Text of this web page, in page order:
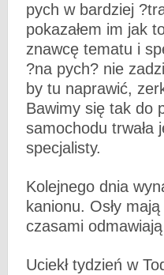
pych w bardziej
pokazałem im jak
znawcę tematu i
?na pych? nie
by tu naprawić,
Bawimy się tak do
samochodu trwała
specjalisty.
Kolejnego dnia
kanionu. Osły
czasami odmawiają
Uciekł tydzień w